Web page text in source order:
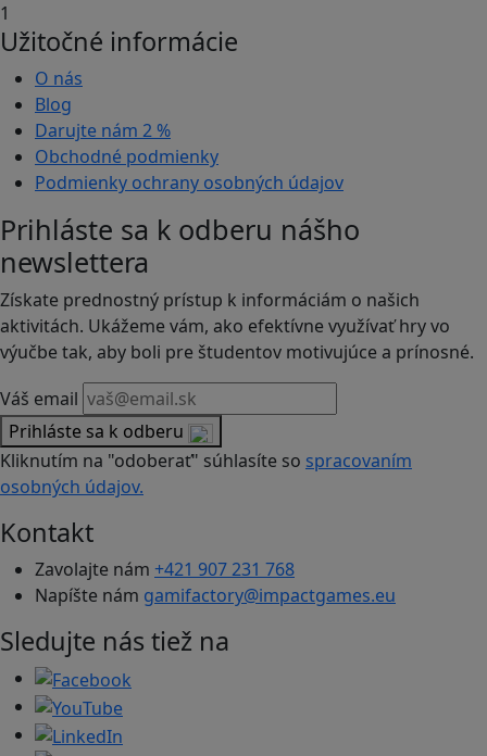
1
Užitočné informácie
O nás
Blog
Darujte nám 2 %
Obchodné podmienky
Podmienky ochrany osobných údajov
Prihláste sa k odberu nášho
newslettera
Získate prednostný prístup k informáciám o našich
aktivitách. Ukážeme vám, ako efektívne využívať hry vo
výučbe tak, aby boli pre študentov motivujúce a prínosné.
Váš email
Prihláste sa k odberu
Kliknutím na "odoberať" súhlasíte so spracovaním
osobných údajov.
Kontakt
Zavolajte nám +421 907 231 768
Napíšte nám gamifactory@impactgames.eu
Sledujte nás tiež na